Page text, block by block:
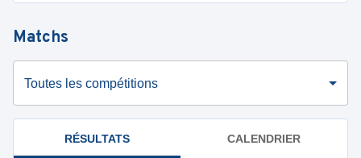
Matchs
Toutes les compétitions
RÉSULTATS CALENDRIER